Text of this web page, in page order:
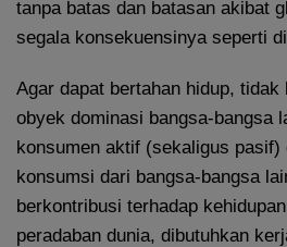
tanpa batas dan batasan akibat
segala konsekuensinya seperti
Agar dapat bertahan hidup, tidak
obyek dominasi bangsa-bangsa
konsumen aktif (sekaligus pasif)
konsumsi dari bangsa-bangsa
berkontribusi terhadap
peradaban dunia, dibutuhkan